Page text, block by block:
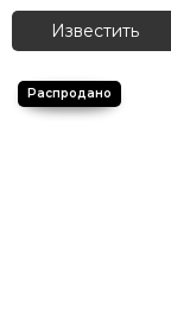
Известить